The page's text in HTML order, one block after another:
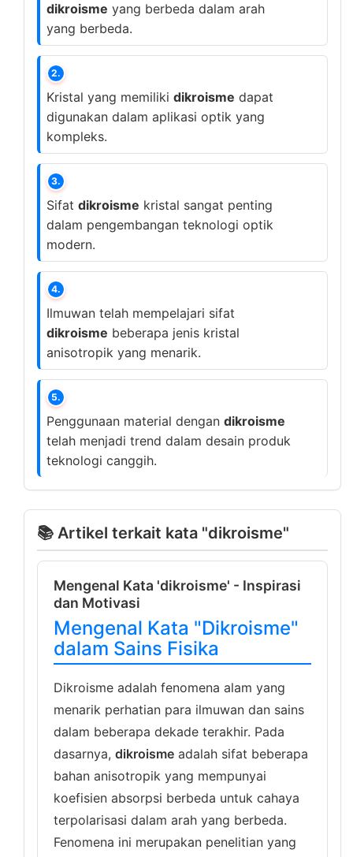
dikroisme yang berbeda dalam arah
yang berbeda.
2.
Kristal yang memiliki dikroisme dapat
digunakan dalam aplikasi optik yang
kompleks.
3.
Sifat dikroisme kristal sangat penting
dalam pengembangan teknologi optik
modern.
4.
Ilmuwan telah mempelajari sifat
dikroisme beberapa jenis kristal
anisotropik yang menarik.
5.
Penggunaan material dengan dikroisme
telah menjadi trend dalam desain produk
teknologi canggih.
📚 Artikel terkait kata "dikroisme"
Mengenal Kata 'dikroisme' - Inspirasi
dan Motivasi
Mengenal Kata "Dikroisme"
dalam Sains Fisika
Dikroisme adalah fenomena alam yang
menarik perhatian para ilmuwan dan sains
dalam beberapa dekade terakhir. Pada
dasarnya, dikroisme adalah sifat beberapa
bahan anisotropik yang mempunyai
koefisien absorpsi berbeda untuk cahaya
terpolarisasi dalam arah yang berbeda.
Fenomena ini merupakan penelitian yang